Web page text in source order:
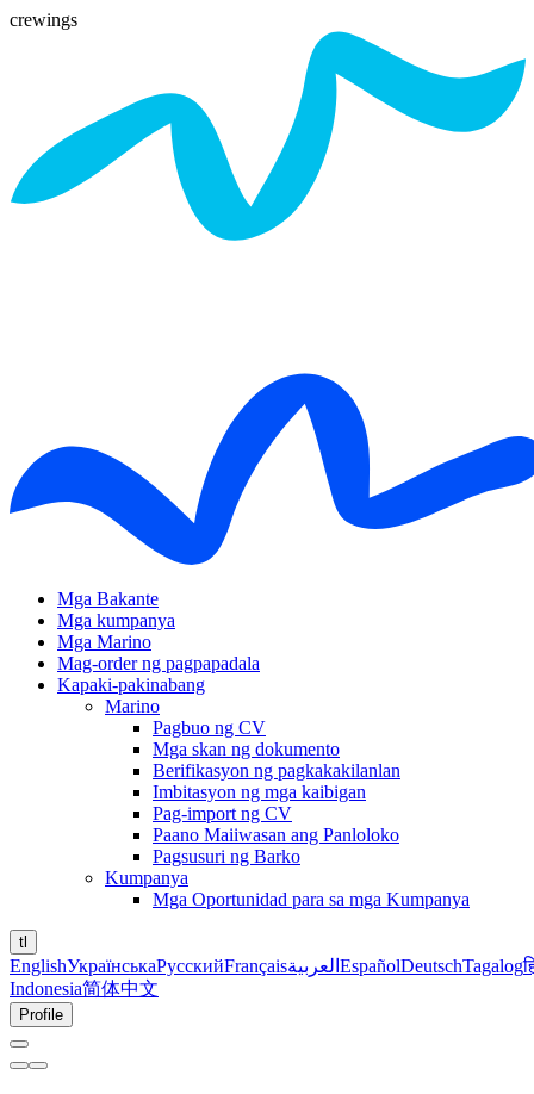
crewings
Mga Bakante
Mga kumpanya
Mga Marino
Mag-order ng pagpapadala
Kapaki-pakinabang
Marino
Pagbuo ng CV
Mga skan ng dokumento
Berifikasyon ng pagkakakilanlan
Imbitasyon ng mga kaibigan
Pag-import ng CV
Paano Maiiwasan ang Panloloko
Pagsusuri ng Barko
Kumpanya
Mga Oportunidad para sa mga Kumpanya
tl
EnglishУкраїнськаРусскийFrançaisالعربية EspañolDeutschTagalog
Indonesia简体中文
Profile